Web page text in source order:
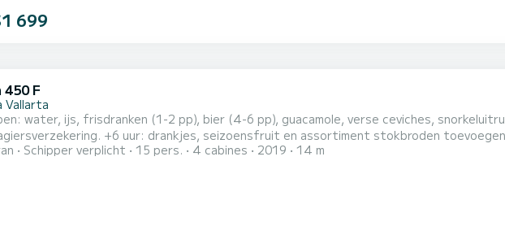
699
450 F
Vallarta
water, ijs, frisdranken (1-2 pp), bier (4-6 pp), guacamole, verse ceviches,
+6 uur: drankjes, seizoensfruit en assortiment stokbroden
noten en chips toevoegen. Let op: er geldt een toeslag van $ 50/gast vanaf de 10e gast aan
Schipper verplicht 15 pers. 4 cabines 2019 14 m